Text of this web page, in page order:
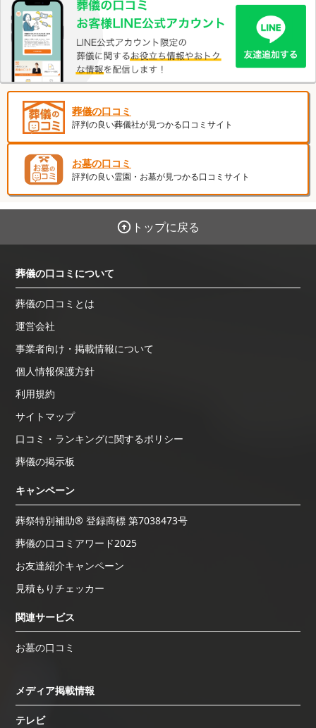
葬儀の口コミ
評判の良い葬儀社が見つかる口コミサイト
お墓の口コミ
評判の良い霊園・お墓が見つかる口コミサイト
トップに戻る
葬儀の口コミについて
葬儀の口コミとは
運営会社
事業者向け・掲載情報について
個人情報保護方針
利用規約
サイトマップ
口コミ・ランキングに関するポリシー
葬儀の掲示板
キャンペーン
葬祭特別補助® 登録商標 第7038473号
葬儀の口コミアワード2025
お友達紹介キャンペーン
見積もりチェッカー
関連サービス
お墓の口コミ
メディア掲載情報
テレビ